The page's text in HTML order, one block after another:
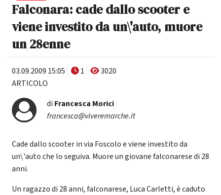
Falconara: cade dallo scooter e
viene investito da un\'auto, muore
un 28enne
03.09.2009 15:05 1
3020
ARTICOLO
di Francesca Morici
francesca@viveremarche.it
Cade dallo scooter in via Foscolo e viene investito da
un\'auto che lo seguiva. Muore un giovane falconarese di 28
anni.
Un ragazzo di 28 anni, falconarese, Luca Carletti, è caduto